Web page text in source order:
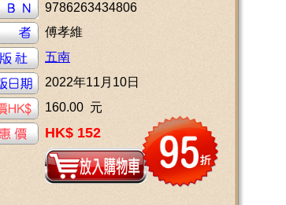
9786263434806
傅孝維
五南
2022年11月10日
160.00 元
HK$ 152